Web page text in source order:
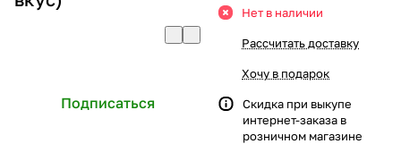
Подписаться
Нет в наличии
Рассчитать доставку
Хочу в подарок
Скидка при выкупе
интернет-заказа в
розничном магазине